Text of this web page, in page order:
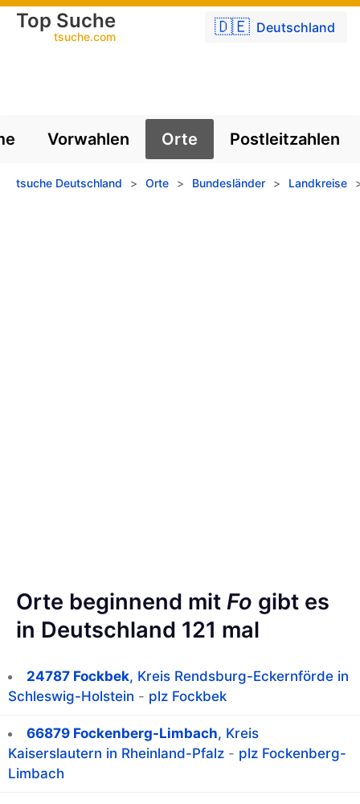
🇩🇪 Deutschland
Top Suche
tsuche.com
Vorwahlen Orte Postleitzahlen
tsuche Deutschland > Orte > Bundesländer > Landkreise
Orte beginnend mit Fo gibt es
in Deutschland 121 mal
24787 Fockbek, Kreis Rendsburg-Eckernförde in
Schleswig-Holstein - plz Fockbek
66879 Fockenberg-Limbach, Kreis
Kaiserslautern in Rheinland-Pfalz - plz Fockenberg-
Limbach